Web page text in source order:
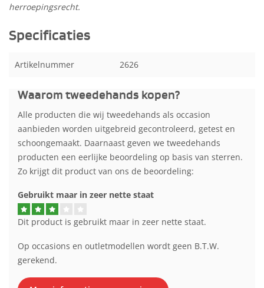
herroepingsrecht.
Specificaties
Artikelnummer 2626
Waarom tweedehands kopen?
Alle producten die wij tweedehands als occasion
aanbieden worden uitgebreid gecontroleerd, getest en
schoongemaakt. Daarnaast geven we tweedehands
producten een eerlijke beoordeling op basis van sterren.
Zo krijgt dit product van ons de beoordeling:
Gebruikt maar in zeer nette staat
Dit product is gebruikt maar in zeer nette staat.
Op occasions en outletmodellen wordt geen B.T.W.
gerekend.